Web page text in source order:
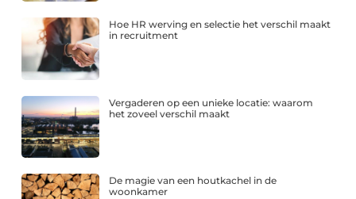
Hoe HR werving en selectie het verschil maakt
in recruitment
Vergaderen op een unieke locatie: waarom
het zoveel verschil maakt
De magie van een houtkachel in de
woonkamer